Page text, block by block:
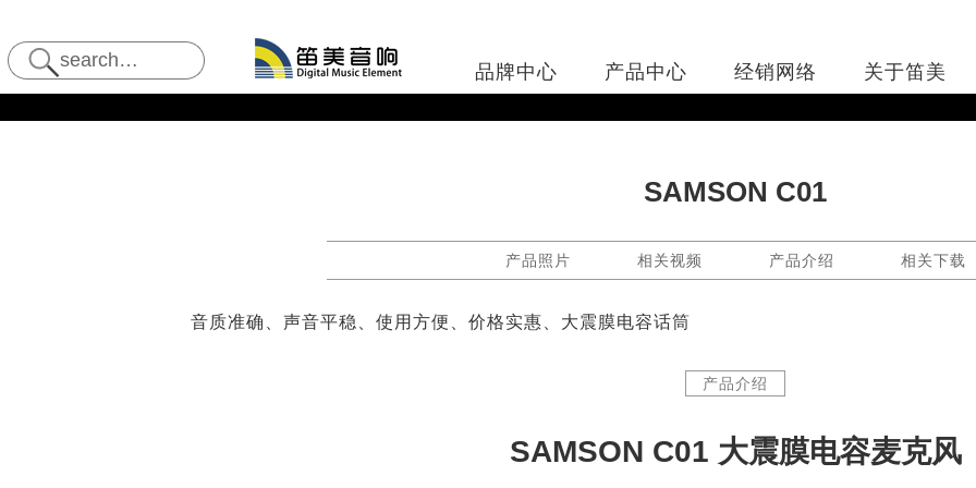
品牌中心 产品中心 经销网络 关于笛美
SAMSON C01
产品照片 相关视频 产品介绍 相关下载
音质准确、声音平稳、使用方便、价格实惠、大震膜电容话筒
产品介绍
SAMSON C01 大震膜电容麦克风